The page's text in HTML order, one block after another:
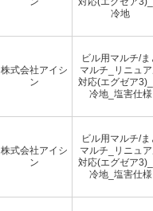
冷地
株式会社アイシ
ン
ビル用マルチ/ま
マルチ_リニュ
対応(エグゼア
冷地_塩害仕様
株式会社アイシ
ン
ビル用マルチ/ま
マルチ_リニュ
対応(エグゼア
冷地_塩害仕様